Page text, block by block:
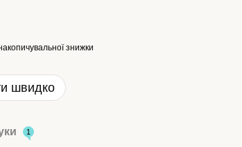
знижки
швидко
1